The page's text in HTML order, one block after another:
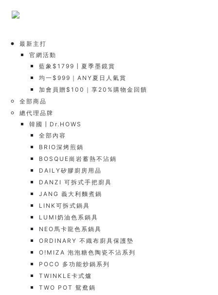
最新主打
官網活動
藍象$1799┃夏季墨鏡賞
均一$999｜ANY夏日人氣賞
加會員贈$100｜享20%購物金回饋
全部商品
總代理品牌
韓國┃Dr.HOWS
全部內容
BRIO深烤煎鍋
BOSQUE崗岩蓄熱不沾鍋
DAILY矽膠廚房用品
DANZI 可拆式手把廚具
JANG 義大利麵煮鍋
LINK可拆式鍋具
LUMI奶油色系鍋具
NEO馬卡龍色系鍋具
ORDINARY 不織布廚具保護墊
O!MIZA 泡泡糖色陶瓷不沾系列
POCO 多功能炒鍋系列
TWINKLE卡式爐
TWO POT 鴛鴦鍋